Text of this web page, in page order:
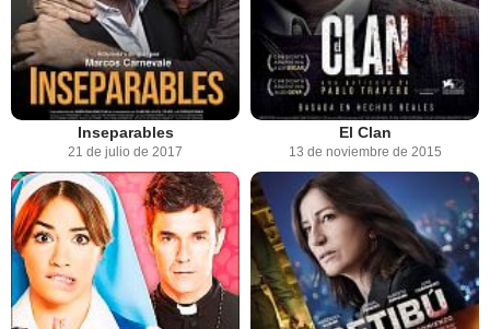
Inseparables
21 de julio de 2017
El Clan
13 de noviembre de 2015